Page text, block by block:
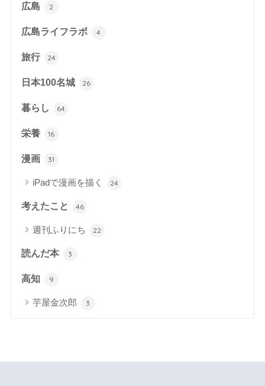
広島 2
広島ライフラボ 4
旅行 24
日本100名城 26
暮らし 64
栄養 16
漫画 31
iPadで漫画を描く 24
考えたこと 46
週刊ふりにち 22
読んだ本 3
高知 9
芋屋金次郎 3